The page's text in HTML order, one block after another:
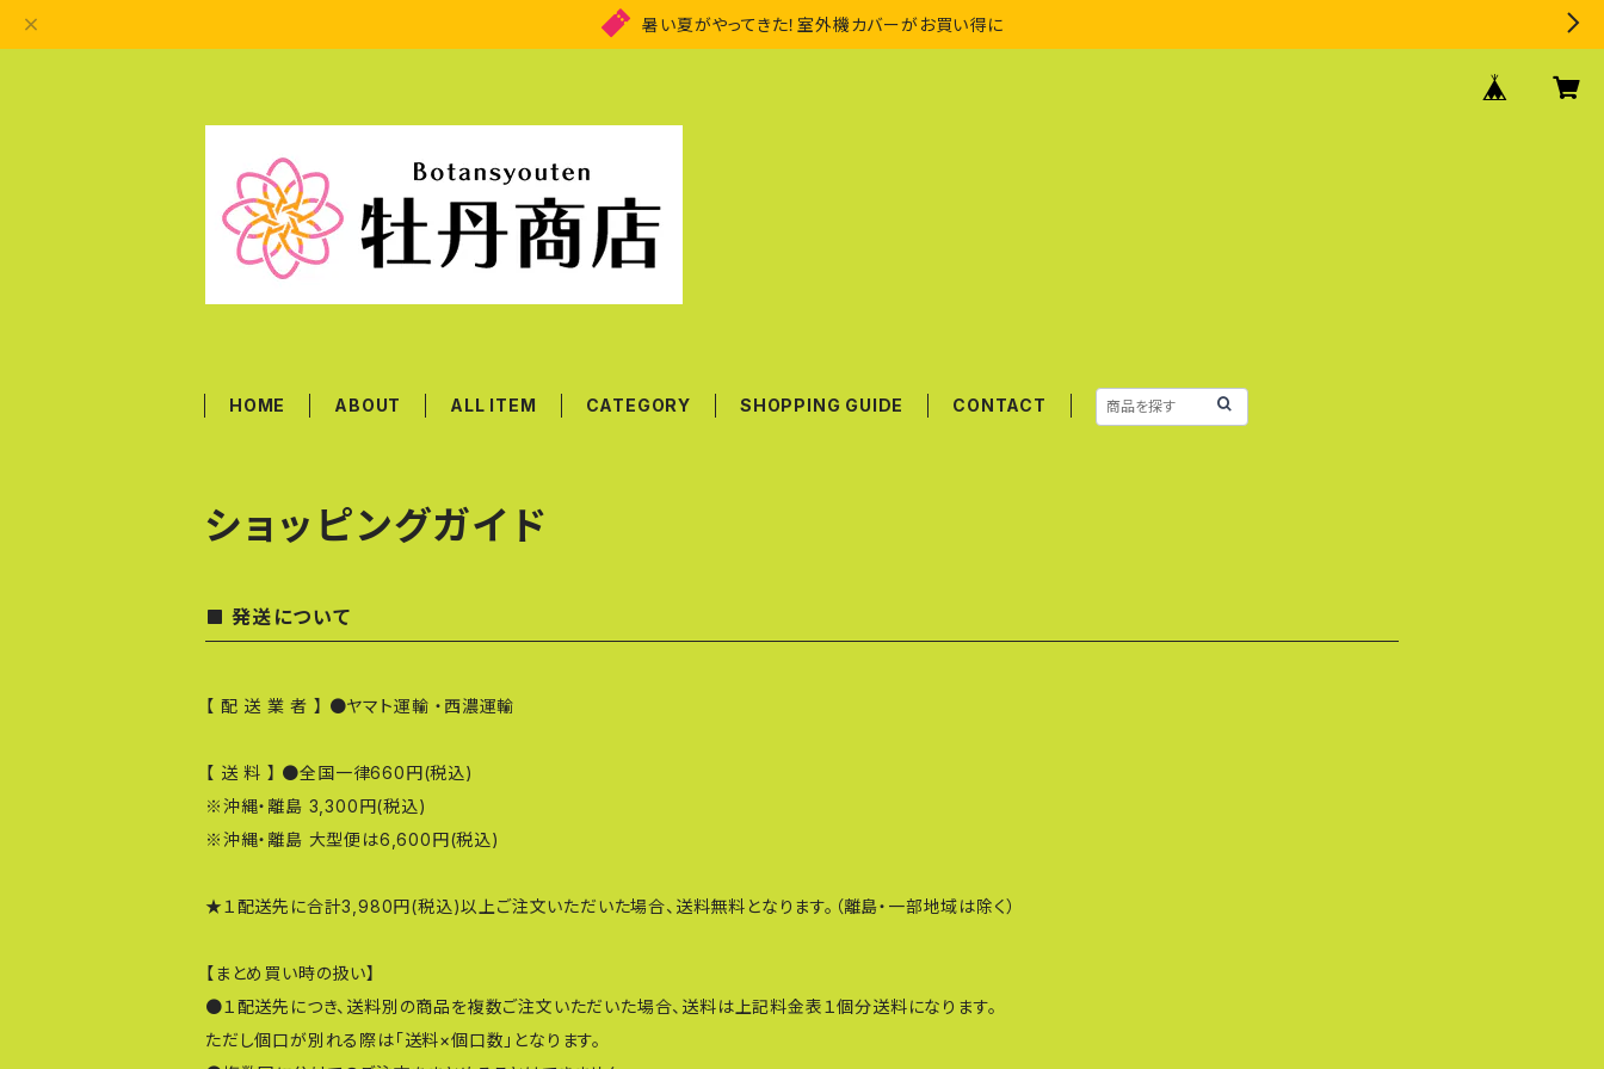
暑い夏がやってきた！室外機カバーがお買い得に
HOME ABOUT ALL ITEM CATEGORY SHOPPING GUIDE CONTACT
ショッピングガイド
発送について
【 配 送 業 者 】 ●ヤマト運輸 ・西濃運輸
【 送 料 】 ●全国一律660円(税込)
※沖縄・離島 3,300円(税込)
※沖縄・離島 大型便は6,600円(税込)
★１配送先に合計3,980円(税込)以上ご注文いただいた場合、送料無料となります。（離島・一部地域は除く）
【まとめ買い時の扱い】
●１配送先につき、送料別の商品を複数ご注文いただいた場合、送料は上記料金表１個分送料になります。
ただし個口が別れる際は「送料×個口数」となります。